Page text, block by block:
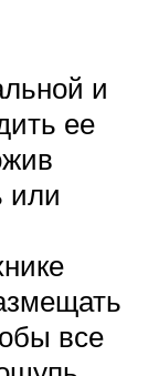
и
ее
или
все